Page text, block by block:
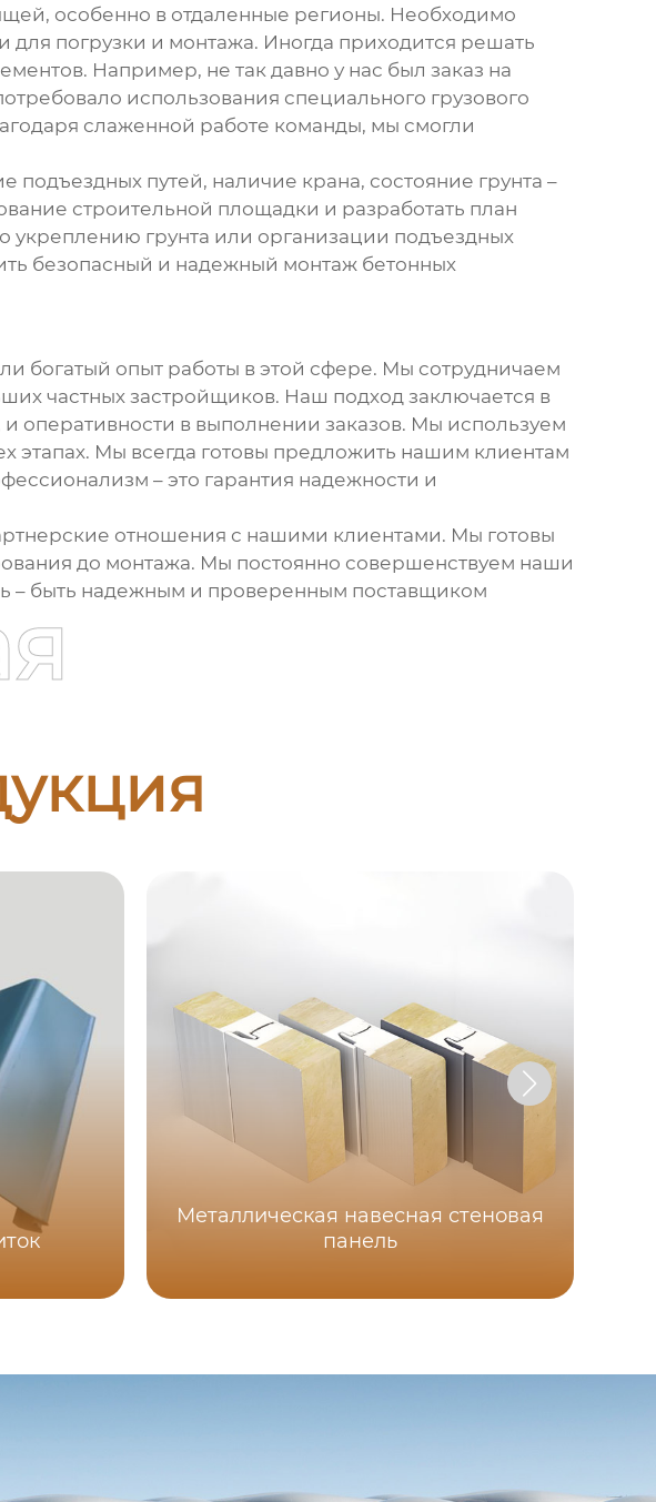
особенно в отдаленные регионы. Необходимо
для погрузки и монтажа. Иногда приходится решать
Например, не так давно у нас был заказ на
использования специального грузового
слаженной работе команды, мы смогли
путей, наличие крана, состояние грунта –
строительной площадки и разработать план
укреплению грунта или организации подъездных
безопасный и надежный монтаж бетонных
богатый опыт работы в этой сфере. Мы сотрудничаем
частных застройщиков. Наш подход заключается в
оперативности в выполнении заказов. Мы используем
этапах. Мы всегда готовы предложить нашим клиентам
– это гарантия надежности и
отношения с нашими клиентами. Мы готовы
до монтажа. Мы постоянно совершенствуем наши
– быть надежным и проверенным поставщиком
Металлическая навесная стеновая
панель